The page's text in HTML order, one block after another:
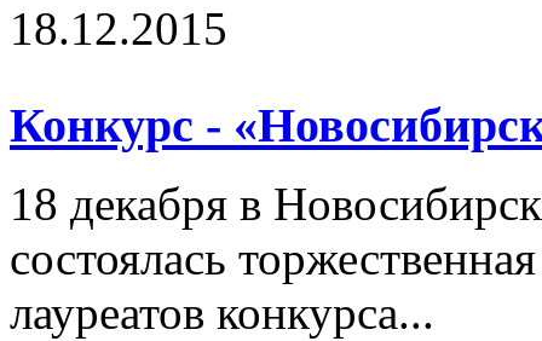
18.12.2015
Конкурс -
18 декабря в
состоялась
лауреатов конкурса...